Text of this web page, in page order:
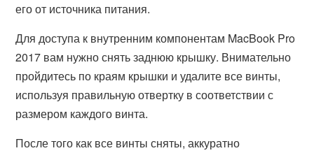
его от источника питания.
Для доступа к внутренним компонентам MacBook Pro
2017 вам нужно снять заднюю крышку. Внимательно
пройдитесь по краям крышки и удалите все винты,
используя правильную отвертку в соответствии с
размером каждого винта.
После того как все винты сняты, аккуратно